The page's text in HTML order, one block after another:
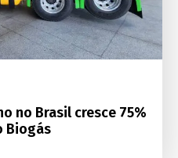
no Brasil cresce 75%
Biogás